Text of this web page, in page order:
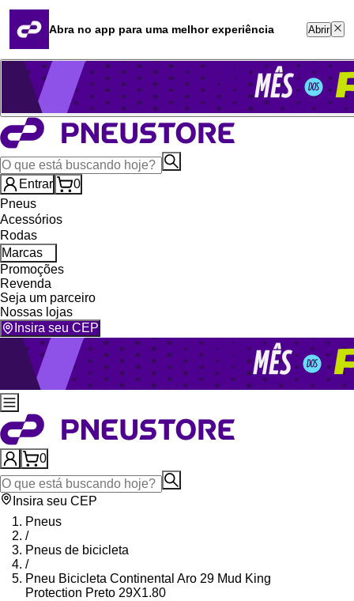
Quero revender
Blog
Whatsapp (16) 99764-8401
Televendas (47) 3046-2551
Entrar
0
Pneus
Acessórios
Rodas
Marcas
Promoções
Revenda
Seja um parceiro
Nossas lojas
Insira seu CEP
0
Insira seu CEP
Pneus
/
Pneus de bicicleta
/
Pneu Bicicleta Continental Aro 29 Mud King
Protection Preto 29X1.80
Abra no app para uma melhor experiência Abrir